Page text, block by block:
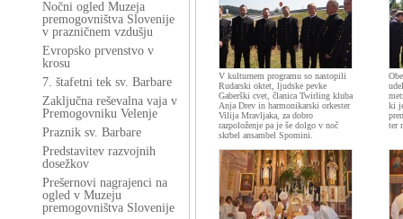
Nočni ogled Muzeja
premogovništva Slovenije
v prazničnem vzdušju
Evropsko prvenstvo v
krosu
7. štafetni tek sv. Barbare
Zaključna reševalna vaja v
Premogovniku Velenje
Praznik sv. Barbare
Predstavitev razvojnih
dosežkov
Prešernovi nagrajenci na
ogled v Muzeju
premogovništva Slovenije
V kulturnem programu so nastopili
Rudarski oktet, ljudske pevke
Gaberški cvet, članica Twirling kluba
Anja Drev in harmonikarski orkester
Vilija Mravljaka, za dobro
razpoloženje pa je še dolgo v noč
skrbel ansambel Spomini.
ki
ter